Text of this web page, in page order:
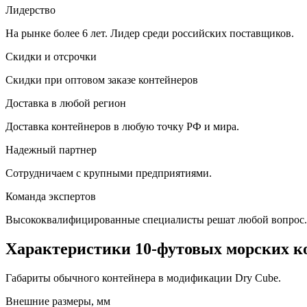
Лидерство
На рынке более 6 лет. Лидер среди российских поставщиков.
Скидки и отсрочки
Скидки при оптовом заказе контейнеров
Доставка в любой регион
Доставка контейнеров в любую точку РФ и мира.
Надежный партнер
Сотрудничаем с крупными предприятиями.
Команда экспертов
Высококвалифицированные специалисты решат любой вопрос.
Характеристики 10-футовых морских
Габариты обычного контейнера в модификации Dry Cube.
Внешние размеры, мм